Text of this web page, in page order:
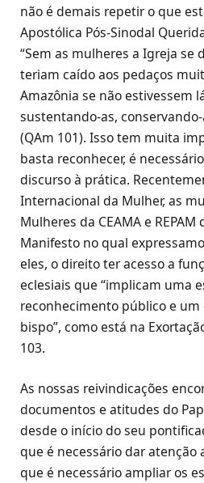
não é demais repetir o que
Apostólica Pós-Sinodal
“Sem as mulheres a Igreja se
teriam caído aos pedaços
Amazônia se não estivessem
sustentando-as,
(QAm 101). Isso tem muita
basta reconhecer, é
discurso à prática.
Internacional da Mulher, as
Mulheres da CEAMA e
Manifesto no qual
eles, o direito ter acesso a
eclesiais que “implicam uma
reconhecimento público e
bispo”, como está na
103.
As nossas reivindicações
documentos e atitudes do
desde o início do seu
que é necessário dar atenção
que é necessário ampliar os